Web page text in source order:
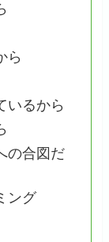
ら
いるから
の合図だ
ング